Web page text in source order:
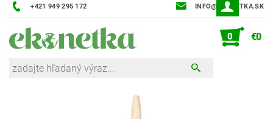
+421 949 295 172 INFO@EKONETKA.SK
0 €0